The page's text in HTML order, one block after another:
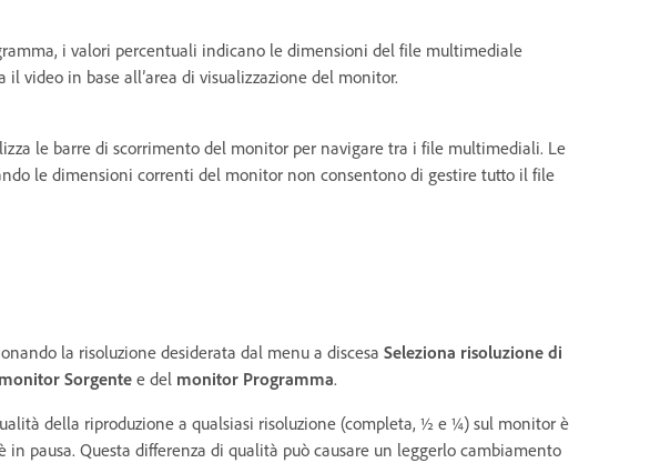
i valori percentuali indicano le dimensioni del file multimediale
il video in base all’area di visualizzazione del monitor.
le barre di scorrimento del monitor per navigare tra i file multimediali. Le
le dimensioni correnti del monitor non consentono di gestire tutto il file
la risoluzione desiderata dal menu a discesa Seleziona risoluzione di
monitor Sorgente e del monitor Programma.
della riproduzione a qualsiasi risoluzione (completa, ½ e ¼) sul monitor è
pausa. Questa differenza di qualità può causare un leggerlo cambiamento